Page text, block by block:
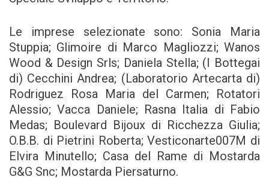
Le imprese selezionate sono: Sonia Maria
Stuppia; Glimoire di Marco Magliozzi; Wanos
Wood & Design Srls; Daniela Stella; (I Bottegai
di) Cecchini Andrea; (Laboratorio Artecarta di)
Rodriguez Rosa Maria del Carmen; Rotatori
Alessio; Vacca Daniele; Rasna Italia di Fabio
Medas; Boulevard Bijoux di Ricchezza Giulia;
O.B.B. di Pietrini Roberta; Vesticonarte007M di
Elvira Minutello; Casa del Rame di Mostarda
G&G Snc; Mostarda Piersaturno.